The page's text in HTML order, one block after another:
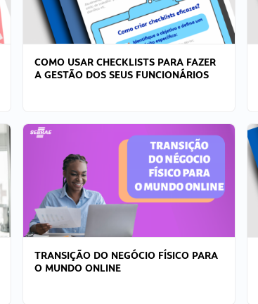
COMO USAR CHECKLISTS PARA FAZER
A GESTÃO DOS SEUS FUNCIONÁRIOS
TRANSIÇÃO DO NEGÓCIO FÍSICO PARA
O MUNDO ONLINE